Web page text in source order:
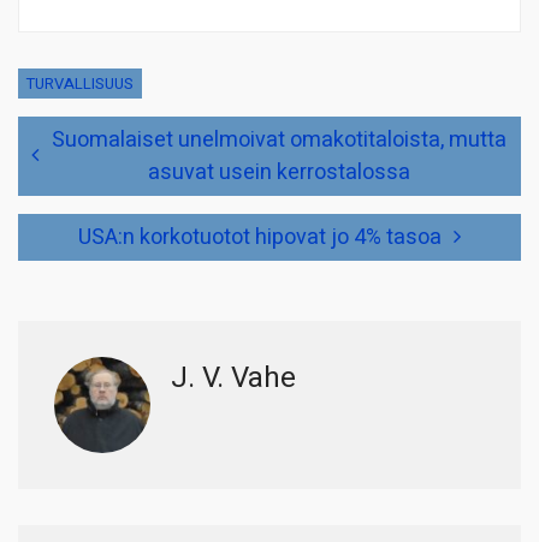
TURVALLISUUS
Artikkelien
selausSuomalaiset unelmoivat omakotitaloista, mutta
asuvat usein kerrostalossa
USA:n korkotuotot hipovat jo 4% tasoa
J. V. Vahe